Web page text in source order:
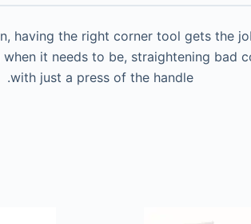
having the right corner tool gets the
it needs to be, straightening bad
with just a press of the handle.